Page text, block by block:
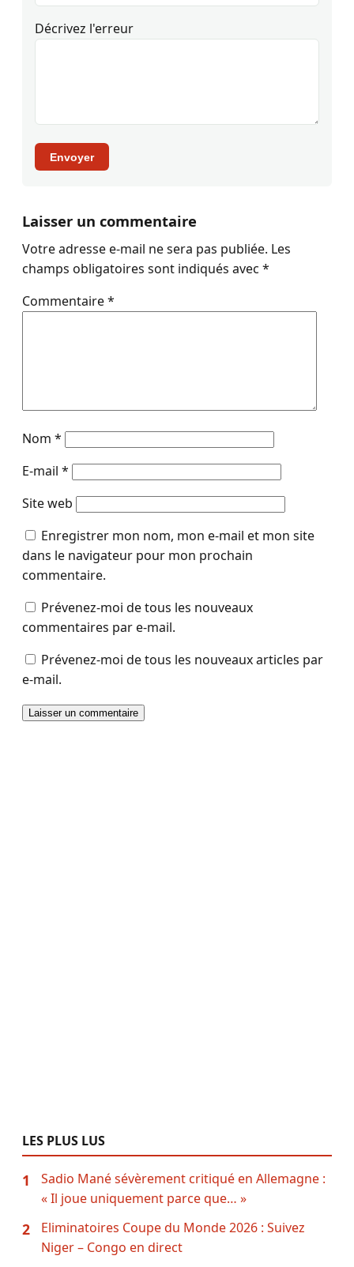
Décrivez l'erreur
Envoyer
Laisser un commentaire
Votre adresse e-mail ne sera pas publiée. Les
champs obligatoires sont indiqués avec *
Commentaire*
Nom *
E-mail *
Site web
Enregistrer mon nom, mon e-mail et mon site
dans le navigateur pour mon prochain
commentaire.
Prévenez-moi de tous les nouveaux
commentaires par e-mail.
Prévenez-moi de tous les nouveaux articles par
e-mail.
LES PLUS LUS
1
Sadio Mané sévèrement critiqué en Allemagne :
« Il joue uniquement parce que… »
2
Eliminatoires Coupe du Monde 2026 : Suivez
Niger – Congo en direct